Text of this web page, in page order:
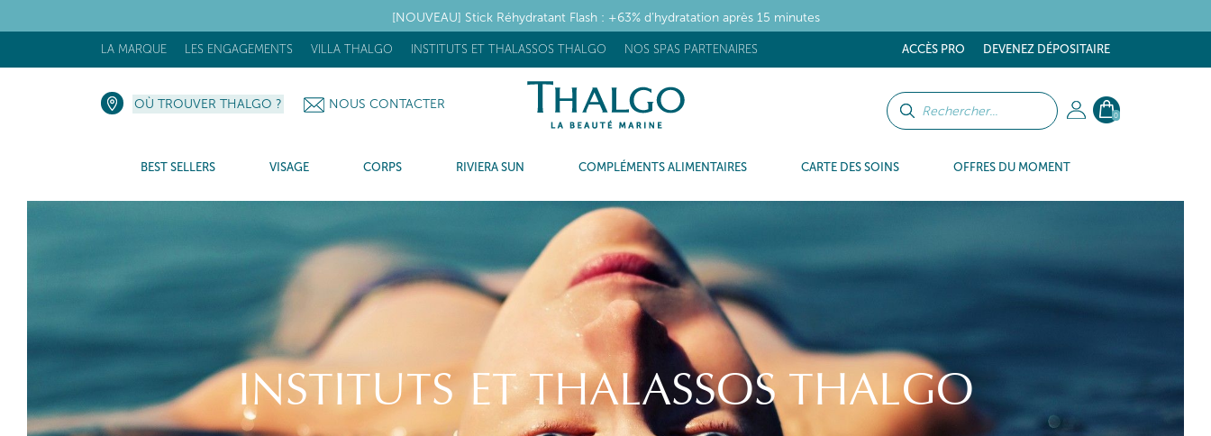
[NOUVEAU] Stick Réhydratant Flash : +63% d’hydratation après 15 minutes
ACCÈS PRO DEVENEZ DÉPOSITAIRE
LA MARQUE LES ENGAGEMENTS VILLA THALGO INSTITUTS ET THALASSOS THALGO NOS SPAS PARTENAIRES
0
OÙ TROUVER THALGO ? NOUS CONTACTER
BEST SELLERS VISAGE CORPS RIVIERA SUN COMPLÉMENTS ALIMENTAIRES CARTE DES SOINS OFFRES DU MOMENT
INSTITUTS ET THALASSOS THALGO